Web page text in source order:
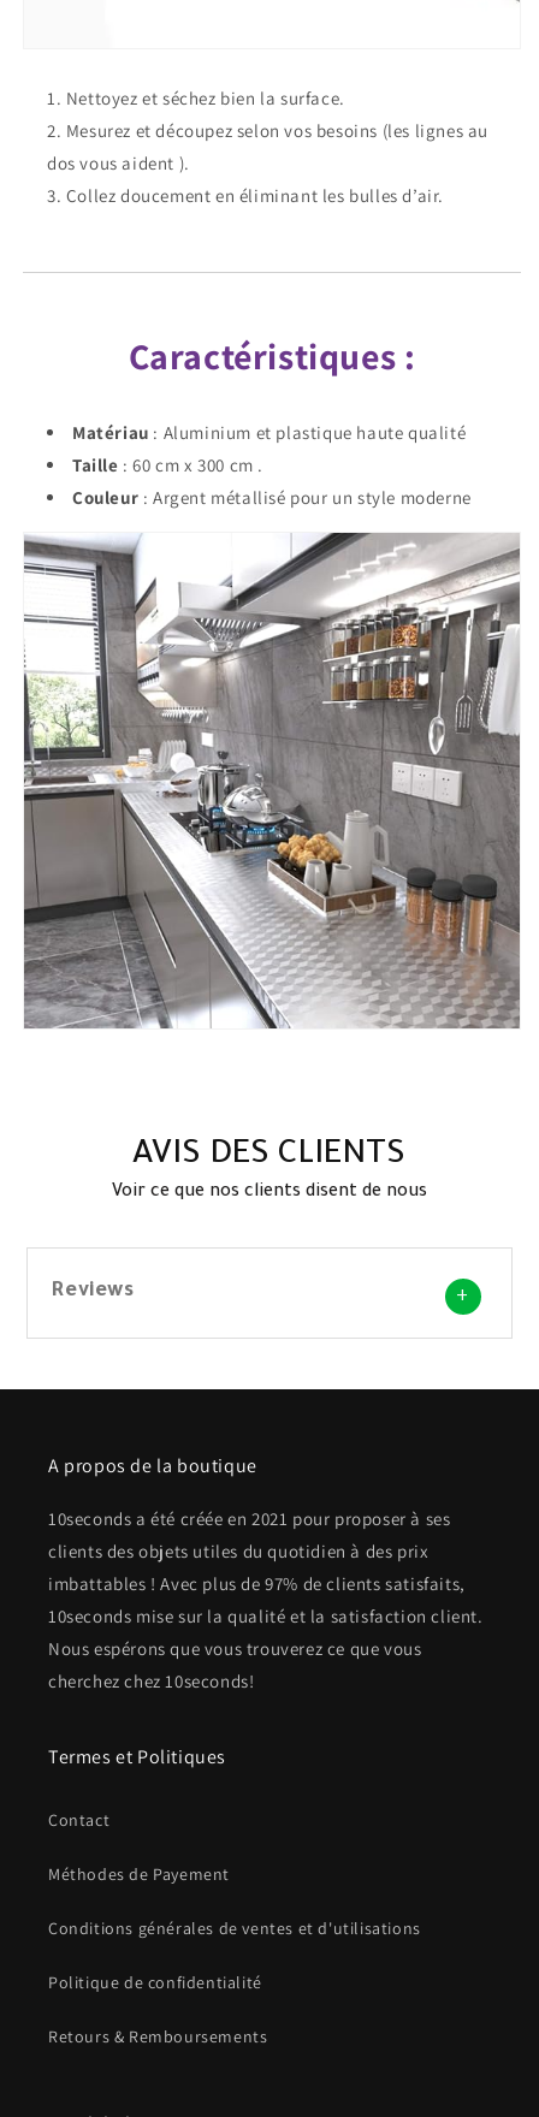
Nettoyez et séchez bien la surface.
Mesurez et découpez selon vos besoins (les lignes au
dos vous aident ).
Collez doucement en éliminant les bulles d’air.
Caractéristiques :
Matériau : Aluminium et plastique haute qualité
Taille : 60 cm x 300 cm .
Couleur : Argent métallisé pour un style moderne
AVIS DES CLIENTS
Voir ce que nos clients disent de nous
Reviews +
A propos de la boutique
10seconds a été créée en 2021 pour proposer à ses
clients des objets utiles du quotidien à des prix
imbattables ! Avec plus de 97% de clients satisfaits,
10seconds mise sur la qualité et la satisfaction client.
Nous espérons que vous trouverez ce que vous
cherchez chez 10seconds!
Termes et Politiques
Contact
Méthodes de Payement
Conditions générales de ventes et d'utilisations
Politique de confidentialité
Retours & Remboursements